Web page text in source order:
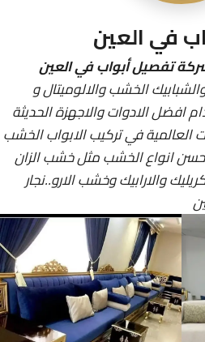
في العين
تفصيل أبواب في العين
الخشب والالوميتال و
افضل الادوات والاجهزة الحديثة
في تركيب الابواب الخشب
احسن انواع الخشب مثل خشب الزان
والارابيك وخشب الارو..نجار